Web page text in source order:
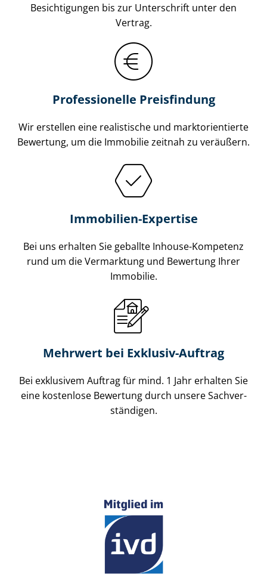
Besichtigungen bis zur Unterschrift unter den
Vertrag.
Professionelle Preisfindung
Wir erstellen eine realistische und markt­ori­en­tier­te
Bewertung, um die Immobilie zeitnah zu veräußern.
Immobilien-Expertise
Bei uns erhalten Sie geballte Inhouse-Kompetenz
rund um die Vermarktung und Bewertung Ihrer
Immobilie.
Mehrwert bei Exklusiv-Auftrag
Bei exklusivem Auftrag für mind. 1 Jahr erhalten Sie
eine kostenlose Bewertung durch unsere Sach­ver­
stän­di­gen.